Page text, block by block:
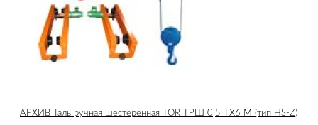
АРХИВ Таль ручная шестеренная TOR ТРШ 0,5 ТХ6 М (тип HS-Z)